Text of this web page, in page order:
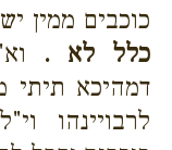
כוכבים ממין
כלל לא .
דמהיכא תיתי
לרבויינהו